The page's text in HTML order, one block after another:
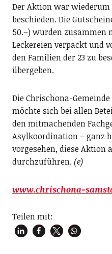
Der Aktion war
beschieden. Die
50.–) wurden zusammen
Leckereien verpackt und
den Familien der 23 zu
übergeben.
Die Chrischona-
möchte sich bei allen
den mitmachenden
Asylkoordination – ganz
vorgesehen, diese Aktion
durchzuführen.(e)
www.chrischona-
Teilen mit: